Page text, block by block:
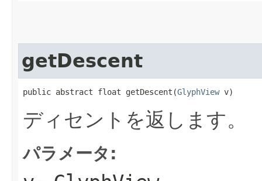
getDescent
public abstract float getDescent​(GlyphView v)
ディセントを返します。
パラメータ: